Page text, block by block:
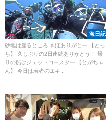
海日記
砂地は座るところ きほありがとー 【とっ
ち】 久しぶりの2日連続ありがとう！ 帰
りの船はジェットコースター 【とがちゃ
ん】 今日は若者のエキ...